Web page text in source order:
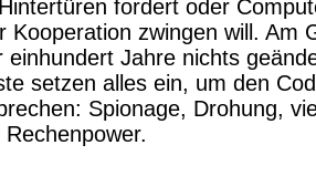
fordert oder
Kooperation zwingen will. Am
einhundert Jahre nichts
setzen alles ein, um den
Spionage, Drohung,